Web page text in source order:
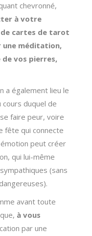
chevronné,
à votre
cartes de tarot
une méditation,
de vos pierres,
a également lieu le
cours duquel de
faire peur, voire
fête qui connecte
peut créer
qui lui-même
(sans
avant toute
à vous
par une